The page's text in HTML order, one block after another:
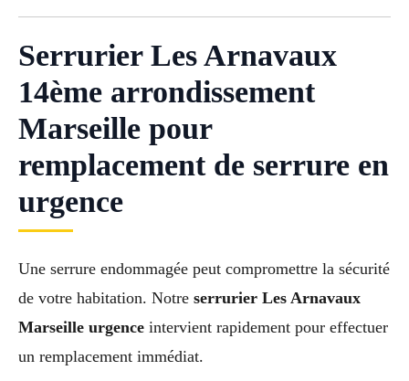
Serrurier Les Arnavaux
14ème arrondissement
Marseille pour
remplacement de serrure en
urgence
Une serrure endommagée peut compromettre la sécurité
de votre habitation. Notre serrurier Les Arnavaux
Marseille urgence intervient rapidement pour effectuer
un remplacement immédiat.